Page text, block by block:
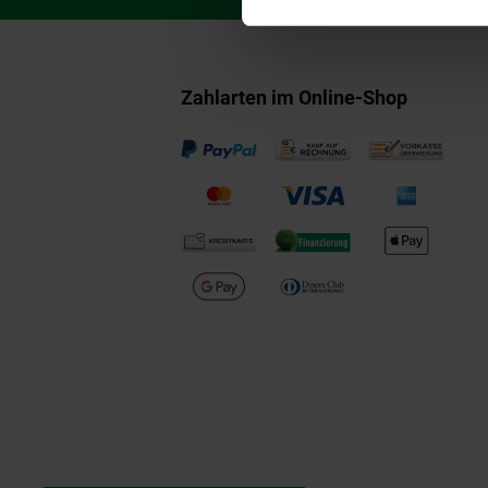
Zahlarten im Online-Shop